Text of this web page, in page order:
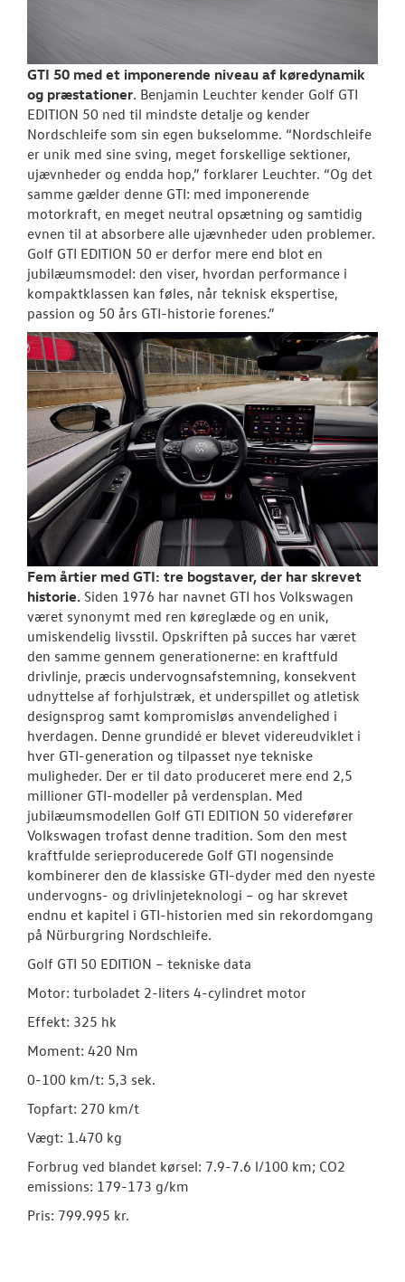
GTI 50 med et imponerende niveau af køredynamik
og præstationer. Benjamin Leuchter kender Golf GTI
EDITION 50 ned til mindste detalje og kender
Nordschleife som sin egen bukselomme. “Nordschleife
er unik med sine sving, meget forskellige sektioner,
ujævnheder og endda hop,” forklarer Leuchter. “Og det
samme gælder denne GTI: med imponerende
motorkraft, en meget neutral opsætning og samtidig
evnen til at absorbere alle ujævnheder uden problemer.
Golf GTI EDITION 50 er derfor mere end blot en
jubilæumsmodel: den viser, hvordan performance i
kompaktklassen kan føles, når teknisk ekspertise,
passion og 50 års GTI-historie forenes.”
Fem årtier med GTI: tre bogstaver, der har skrevet
historie. Siden 1976 har navnet GTI hos Volkswagen
været synonymt med ren køreglæde og en unik,
umiskendelig livsstil. Opskriften på succes har været
den samme gennem generationerne: en kraftfuld
drivlinje, præcis undervognsafstemning, konsekvent
udnyttelse af forhjulstræk, et underspillet og atletisk
designsprog samt kompromisløs anvendelighed i
hverdagen. Denne grundidé er blevet videreudviklet i
hver GTI-generation og tilpasset nye tekniske
muligheder. Der er til dato produceret mere end 2,5
millioner GTI-modeller på verdensplan. Med
jubilæumsmodellen Golf GTI EDITION 50 viderefører
Volkswagen trofast denne tradition. Som den mest
kraftfulde serieproducerede Golf GTI nogensinde
kombinerer den de klassiske GTI-dyder med den nyeste
undervogns- og drivlinjeteknologi – og har skrevet
endnu et kapitel i GTI-historien med sin rekordomgang
på Nürburgring Nordschleife.
Golf GTI 50 EDITION – tekniske data
Motor: turboladet 2-liters 4-cylindret motor
Effekt: 325 hk
Moment: 420 Nm
0-100 km/t: 5,3 sek.
Topfart: 270 km/t
Vægt: 1.470 kg
Forbrug ved blandet kørsel: 7.9-7.6 l/100 km; CO2
emissions: 179-173 g/km
Pris: 799.995 kr.